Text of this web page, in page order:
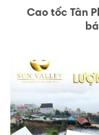
Cao tốc Tân